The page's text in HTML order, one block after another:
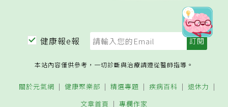
健康報e報
本站內容僅供參考，一切診斷與治療請遵從醫師指導。
關於元氣網 健康聚樂部 精選專題 疾病百科
退休力
文章首頁
專欄作家